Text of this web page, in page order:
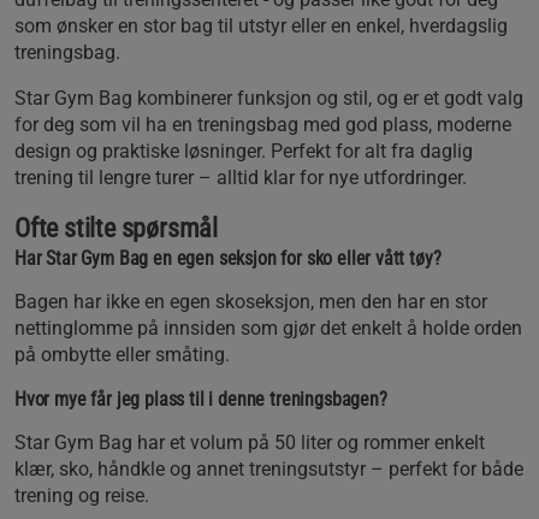
som ønsker en stor bag til utstyr eller en enkel, hverdagslig
treningsbag.
Star Gym Bag kombinerer funksjon og stil, og er et godt valg
for deg som vil ha en treningsbag med god plass, moderne
design og praktiske løsninger. Perfekt for alt fra daglig
trening til lengre turer – alltid klar for nye utfordringer.
Ofte stilte spørsmål
Har Star Gym Bag en egen seksjon for sko eller vått tøy?
Bagen har ikke en egen skoseksjon, men den har en stor
nettinglomme på innsiden som gjør det enkelt å holde orden
på ombytte eller småting.
Hvor mye får jeg plass til i denne treningsbagen?
Star Gym Bag har et volum på 50 liter og rommer enkelt
klær, sko, håndkle og annet treningsutstyr – perfekt for både
trening og reise.